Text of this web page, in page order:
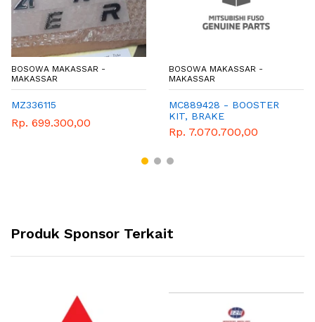
BOSOWA MAKASSAR -
MAKASSAR
MZ336115
Rp. 699.300,00
BOSOWA MAKASSAR -
MAKASSAR
MC889428 - BOOSTER
KIT, BRAKE
Rp. 7.070.700,00
Produk Sponsor Terkait